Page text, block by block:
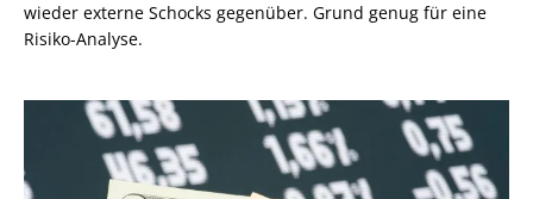
wieder externe Schocks gegenüber. Grund genug für eine
Risiko-Analyse.